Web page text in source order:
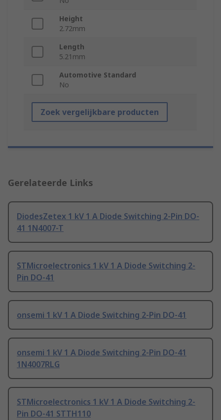
Height
2.72mm
Length
5.21mm
Automotive Standard
No
Zoek vergelijkbare producten
Gerelateerde Links
DiodesZetex 1 kV 1 A Diode Switching 2-Pin DO-
41 1N4007-T
STMicroelectronics 1 kV 1 A Diode Switching 2-
Pin DO-41
onsemi 1 kV 1 A Diode Switching 2-Pin DO-41
onsemi 1 kV 1 A Diode Switching 2-Pin DO-41
1N4007RLG
STMicroelectronics 1 kV 1 A Diode Switching 2-
Pin DO-41 STTH110